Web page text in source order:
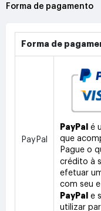
Forma de pagamento
Forma de
PayPal
PayPal
é
que
Pague o
crédito à
efetuar
com seu
PayPal
e
utilizar